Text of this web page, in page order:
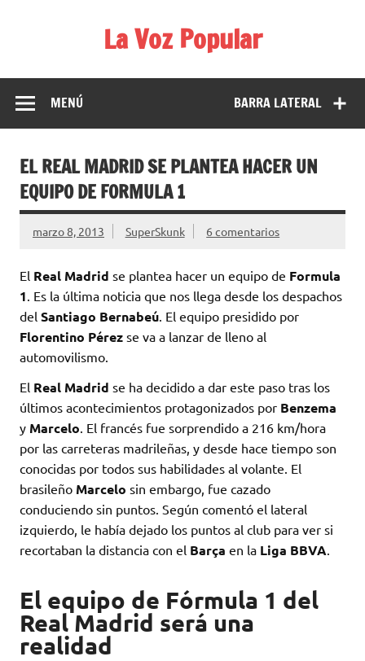
La Voz Popular
para reírse de las verdaderas.
BARRA LATERAL
MENÚ
EL REAL MADRID SE PLANTEA HACER UN
EQUIPO DE FORMULA 1
marzo 8, 2013 SuperSkunk 6 comentarios
El Real Madrid se plantea hacer un equipo de Formula
1. Es la última noticia que nos llega desde los despachos
del Santiago Bernabeú. El equipo presidido por
Florentino Pérez se va a lanzar de lleno al
automovilismo.
El Real Madrid se ha decidido a dar este paso tras los
últimos acontecimientos protagonizados por Benzema
y Marcelo. El francés fue sorprendido a 216 km/hora
por las carreteras madrileñas, y desde hace tiempo son
conocidas por todos sus habilidades al volante. El
brasileño Marcelo sin embargo, fue cazado
conduciendo sin puntos. Según comentó el lateral
izquierdo, le había dejado los puntos al club para ver si
recortaban la distancia con el Barça en la Liga BBVA.
El equipo de Fórmula 1 del
Real Madrid será una
realidad